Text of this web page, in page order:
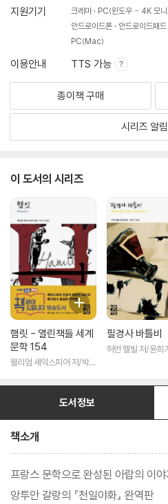
지원기기
크레마 PC(윈도우 - 4K 모니
안드로이드폰
안드로이드패드
PC(Mac)
이용안내 TTS 가능
종이책 구매
시리즈 알
이 도서의 시리즈
햄릿 - 열린책들 세계
문학 154
윌리엄 셰익스피어 저/박우
필경사 바틀비
허먼 멜빌 저/윤희
도서정보
책소개
프랑스 문학으로 완성된 아랍의 이야
앙투안 갈랑의 『천일야화』 완역판